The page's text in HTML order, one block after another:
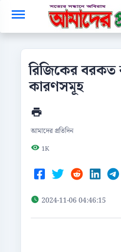
রিজিকের বরকত
কারণসমূহ
আমাদের প্রতিদিন
1K
2024-11-06 04:46:15